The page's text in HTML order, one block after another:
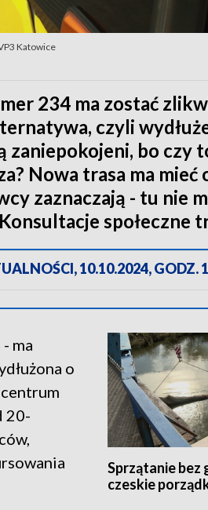
Katowice
234 ma zostać
czyli
zaniepokojeni, bo czy
Nowa trasa ma mieć
zaznaczają - tu nie
społeczne
10.10.2024, GODZ.
Sprzątanie bez
czeskie
ma
o
20-